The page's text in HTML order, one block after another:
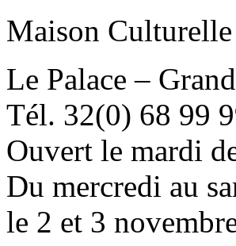
Maison
Le Palace –
Tél. 32(0) 68 99
Ouvert le mardi
Du mercredi au
le 2 et 3